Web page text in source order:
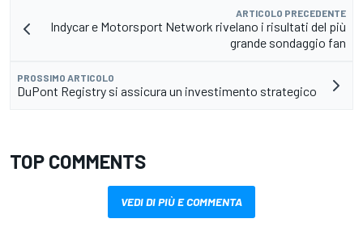
ARTICOLO PRECEDENTE
Indycar e Motorsport Network rivelano i risultati del più
grande sondaggio fan
PROSSIMO ARTICOLO
DuPont Registry si assicura un investimento strategico
TOP COMMENTS
VEDI DI PIÙ E COMMENTA